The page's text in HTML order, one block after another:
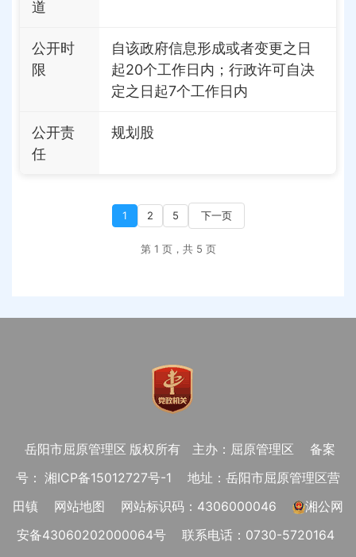
道
公开时
限
自该政府信息形成或者变更之日
起20个工作日内；行政许可自决
定之日起7个工作日内
公开责
任
规划股
1 2 5 下一页
第 1 页，共 5 页
岳阳市屈原管理区 版权所有 主办：屈原管理区
备案
号： 湘ICP备15012727号-1
地址：岳阳市屈原管理区营
田镇
网站地图 网站标识码：4306000046
湘公网
安备43060202000064号
联系电话：0730-5720164